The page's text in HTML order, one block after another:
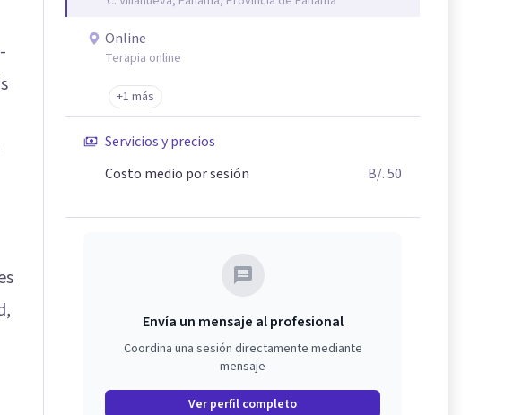
Online
Terapia online
+1 más
Servicios y precios
Costo medio por sesión
B/. 50
Envía un mensaje al profesional
Coordina una sesión directamente mediante
mensaje
Ver perfil completo